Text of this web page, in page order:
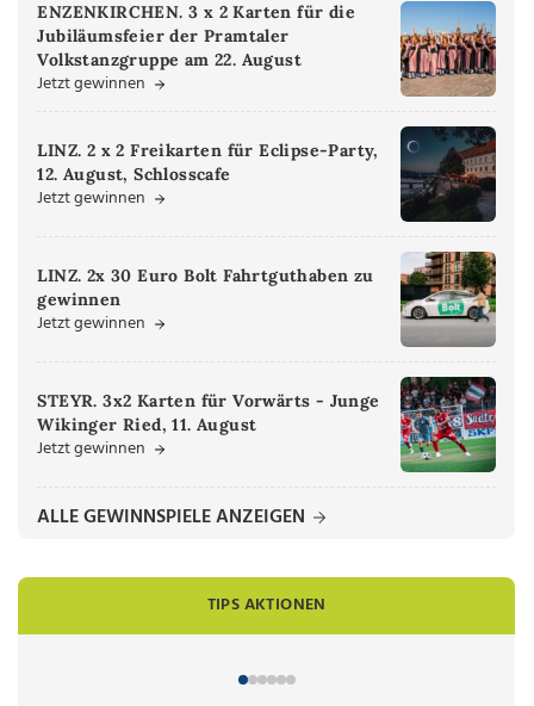
ENZENKIRCHEN. 3 x 2 Karten für die
Jubiläumsfeier der Pramtaler
Volkstanzgruppe am 22. August
Jetzt gewinnen
LINZ. 2 x 2 Freikarten für Eclipse-Party,
12. August, Schlosscafe
Jetzt gewinnen
LINZ. 2x 30 Euro Bolt Fahrtguthaben zu
gewinnen
Jetzt gewinnen
STEYR. 3x2 Karten für Vorwärts - Junge
Wikinger Ried, 11. August
Jetzt gewinnen
ALLE GEWINNSPIELE ANZEIGEN
TIPS AKTIONEN